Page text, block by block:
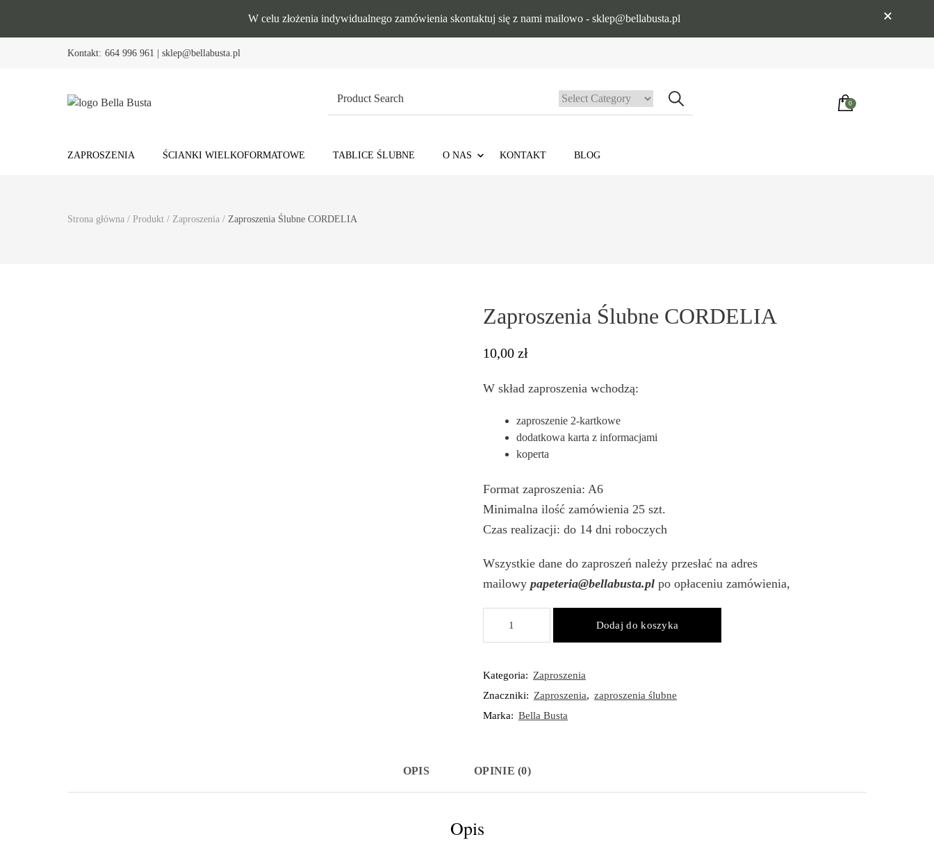
W celu złożenia indywidualnego zamówienia skontaktuj się z nami mailowo - sklep@bellabusta.pl
Kontakt: 664 996 961 | sklep@bellabusta.pl
Search
for:
0
ZAPROSZENIA ŚCIANKI WIELKOFORMATOWE TABLICE ŚLUBNE O NAS KONTAKT BLOG
Strona główna / Produkt / Zaproszenia / Zaproszenia Ślubne CORDELIA
Zaproszenia Ślubne CORDELIA
10,00 zł
W skład zaproszenia wchodzą:
zaproszenie 2-kartkowe
dodatkowa karta z informacjami
koperta
Format zaproszenia: A6
Minimalna ilość zamówienia 25 szt.
Czas realizacji: do 14 dni roboczych
Wszystkie dane do zaproszeń należy przesłać na adres
mailowy papeteria@bellabusta.pl po opłaceniu zamówienia,
Zaproszenia
Dodaj do koszyka
Kategoria: Zaproszenia
Znaczniki: Zaproszenia, zaproszenia ślubne
Marka: Bella Busta
OPIS OPINIE (0)
Opis